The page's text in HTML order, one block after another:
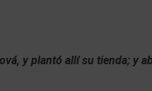
y plantó allí su tienda; y